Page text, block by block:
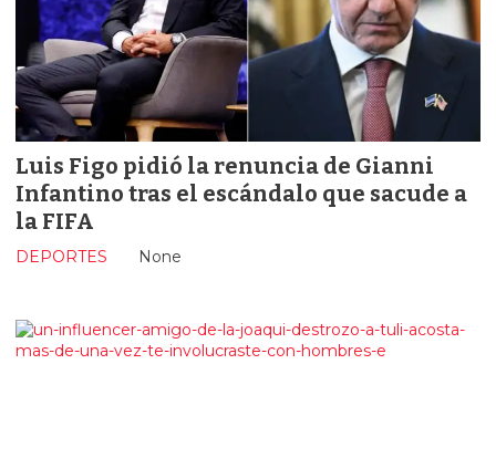
Luis Figo pidió la renuncia de Gianni
Infantino tras el escándalo que sacude a
la FIFA
None
DEPORTES